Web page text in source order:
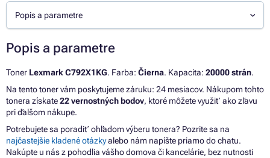
Popis a parametre
Popis a parametre
Toner Lexmark C792X1KG. Farba: Čierna. Kapacita: 20000 strán.
Na tento toner vám poskytujeme záruku: 24 mesiacov. Nákupom tohto
tonera získate22 vernostných bodov, ktoré môžete využiť ako zľavu
pri ďalšom nákupe.
Potrebujete sa poradiť ohľadom výberu tonera? Pozrite sa na
najčastejšie kladené otázkyalebo nám napíšte priamo do chatu.
Nakúpte u nás z pohodlia vášho domova či kancelárie, bez nutnosti